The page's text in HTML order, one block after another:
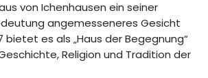
von Ichenhausen ein seiner
angemesseneres Gesicht
bietet es als „Haus der Begegnung“
Religion und Tradition der